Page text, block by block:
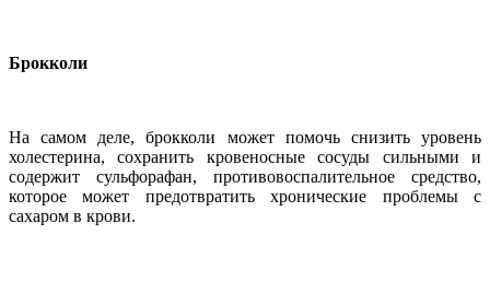
Брокколи
На самом деле, брокколи может помочь снизить уровень
холестерина, сохранить кровеносные сосуды сильными и
содержит сульфорафан, противовоспалительное средство,
которое может предотвратить хронические проблемы с
сахаром в крови.